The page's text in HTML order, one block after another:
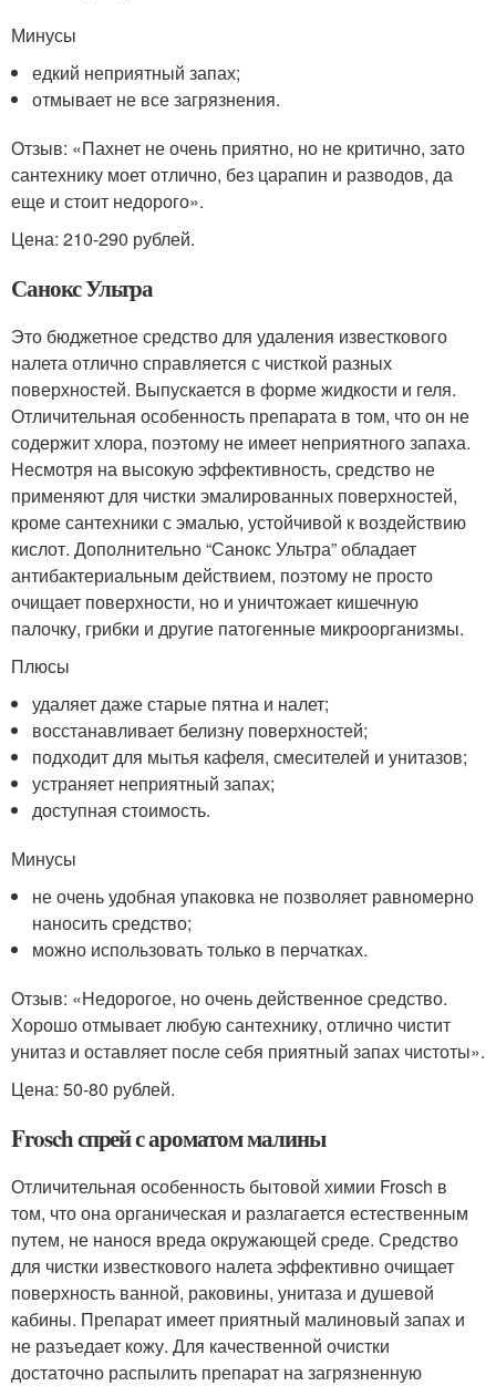
Минусы
едкий неприятный запах;
отмывает не все загрязнения.
Отзыв: «Пахнет не очень приятно, но не критично, зато
сантехнику моет отлично, без царапин и разводов, да
еще и стоит недорого».
Цена: 210-290 рублей.
Санокс Ультра
Это бюджетное средство для удаления известкового
налета отлично справляется с чисткой разных
поверхностей. Выпускается в форме жидкости и геля.
Отличительная особенность препарата в том, что он не
содержит хлора, поэтому не имеет неприятного запаха.
Несмотря на высокую эффективность, средство не
применяют для чистки эмалированных поверхностей,
кроме сантехники с эмалью, устойчивой к воздействию
кислот. Дополнительно “Санокс Ультра” обладает
антибактериальным действием, поэтому не просто
очищает поверхности, но и уничтожает кишечную
палочку, грибки и другие патогенные микроорганизмы.
Плюсы
удаляет даже старые пятна и налет;
восстанавливает белизну поверхностей;
подходит для мытья кафеля, смесителей и унитазов;
устраняет неприятный запах;
доступная стоимость.
Минусы
не очень удобная упаковка не позволяет равномерно
наносить средство;
можно использовать только в перчатках.
Отзыв: «Недорогое, но очень действенное средство.
Хорошо отмывает любую сантехнику, отлично чистит
унитаз и оставляет после себя приятный запах чистоты».
Цена: 50-80 рублей.
Frosch спрей с ароматом малины
Отличительная особенность бытовой химии Frosch в
том, что она органическая и разлагается естественным
путем, не нанося вреда окружающей среде. Средство
для чистки известкового налета эффективно очищает
поверхность ванной, раковины, унитаза и душевой
кабины. Препарат имеет приятный малиновый запах и
не разъедает кожу. Для качественной очистки
достаточно распылить препарат на загрязненную